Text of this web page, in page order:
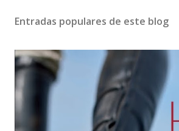
Entradas populares de este blog